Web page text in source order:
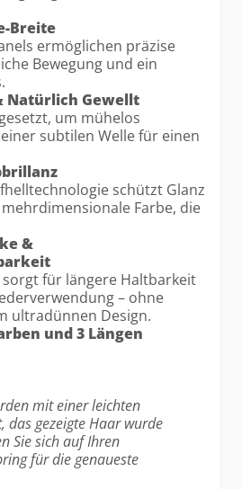
Breite
ermöglichen präzise
Bewegung und ein
Natürlich Gewellt
um mühelos
subtilen Welle für einen
schützt Glanz
Farbe, die
&
sorgt für längere Haltbarkeit
– ohne
ultradünnen Design.
und 3 Längen
mit einer leichten
das gezeigte Haar wurde
Sie sich auf Ihren
für die genaueste